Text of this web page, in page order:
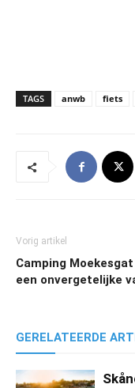
TAGS anwb fiets
Vorig artikel
Camping
een onvergetelijke
GERELATEERDE